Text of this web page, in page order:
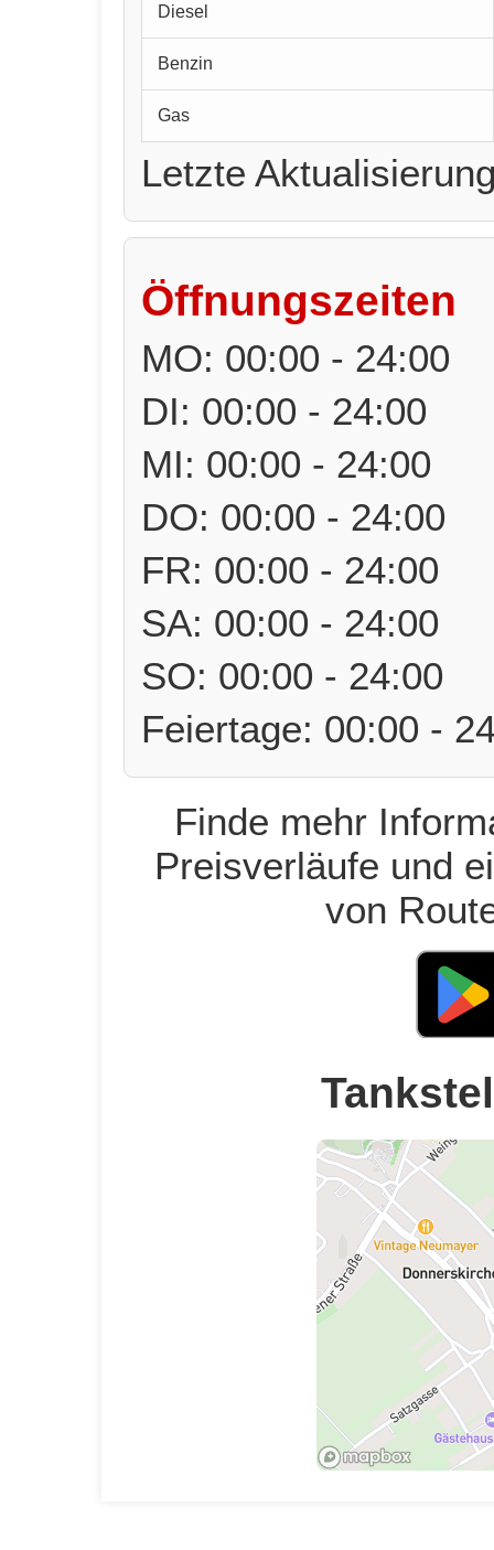
Diesel
Benzin
Gas
Letzte
Öffnungszeiten
MO: 00:00 - 24:00
DI: 00:00 - 24:00
MI: 00:00 - 24:00
DO: 00:00 - 24:00
FR: 00:00 - 24:00
SA: 00:00 - 24:00
SO: 00:00 - 24:00
Feiertage: 00:00 -
Finde mehr
Preisverläufe und
von